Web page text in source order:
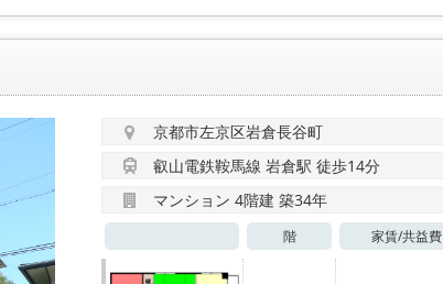
京都市左京区岩倉長谷町
叡山電鉄鞍馬線 岩倉駅 徒歩14分
マンション 4階建 築34年
階 家賃/共益費